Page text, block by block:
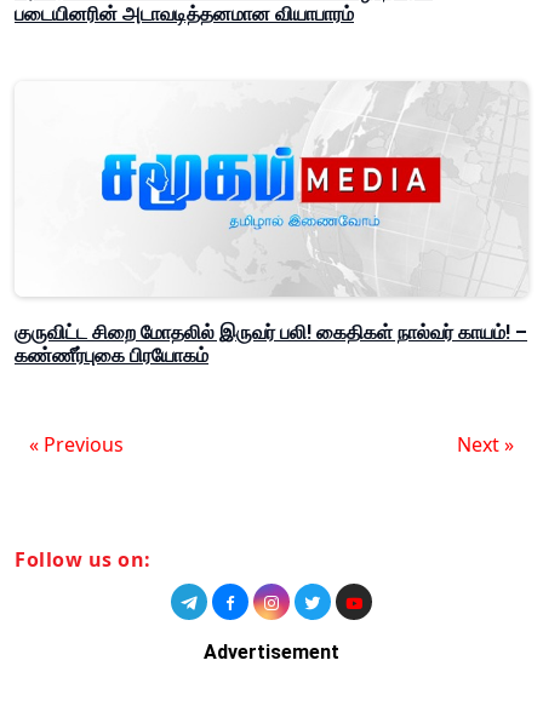
படையினரின் அடாவடித்தனமான வியாபாரம்
குருவிட்ட சிறை மோதலில் இருவர் பலி! கைதிகள் நால்வர் காயம்! –
கண்ணீர்புகை பிரயோகம்
« Previous Next »
Follow us on:
Advertisement